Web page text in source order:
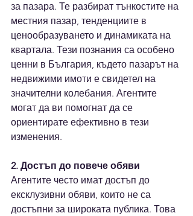
за пазара. Те разбират тънкостите на
местния пазар, тенденциите в
ценообразуването и динамиката на
квартала. Тези познания са особено
ценни в България, където пазарът на
недвижими имоти е свидетел на
значителни колебания. Агентите
могат да ви помогнат да се
ориентирате ефективно в тези
изменения.
2. Достъп до повече обяви
Агентите често имат достъп до
ексклузивни обяви, които не са
достъпни за широката публика. Това